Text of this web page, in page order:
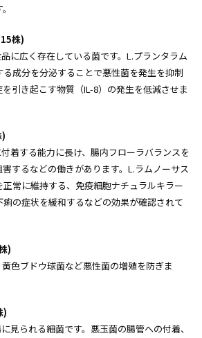
株)
に広く存在している菌です。L.プランタラム
成分を分泌することで悪性菌を発生を抑制
引き起こす物質（IL-8）の発生を低減させま
着する能力に長け、腸内フローラバランスを
するなどの働きがあります。L.ラムノーサス
常に維持する、免疫細胞ナチュラルキラー
の症状を緩和するなどの効果が確認されて
)
色ブドウ球菌など悪性菌の増殖を防ぎま
)
見られる細菌です。悪玉菌の腸管への付着、